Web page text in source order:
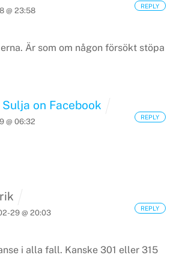
@ 23:58
Är som om någon försökt stöpa
REPLY
on Facebook
@ 06:32
REPLY
29 @ 20:03
i alla fall. Kanske 301 eller 315
REPLY